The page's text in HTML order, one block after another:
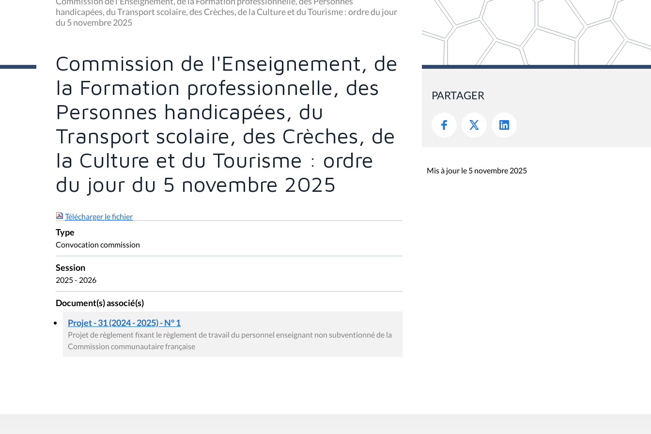
s
ê
t
i
handicapées, du Transport scolaire, des Crèches, de la Culture et du Tourisme : ordre du jour
du 5 novembre 2025
Commission de l'Enseignement, de
la Formation professionnelle, des
Personnes handicapées, du
Transport scolaire, des Crèches, de
la Culture et du Tourisme : ordre
du jour du 5 novembre 2025
Télécharger le fichier
Type
Convocation commission
Session
2025 - 2026
Document(s) associé(s)
Projet - 31 (2024 - 2025) - N° 1
Projet de règlement fixant le règlement de travail du personnel enseignant non subventionné de la
Commission communautaire française
PARTAGER
Mis à jour le 5 novembre 2025